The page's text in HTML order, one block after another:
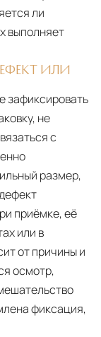
ли
выполняет
ИЛИ
зафиксировать
не
с
размер,
приёмке, её
или в
от причины и
осмотр,
фиксация,